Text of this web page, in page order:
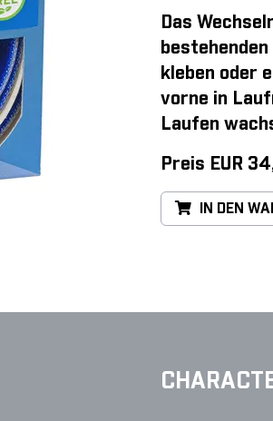
Das
kleben oder
vorne in
Laufen
Preis EUR
IN DEN